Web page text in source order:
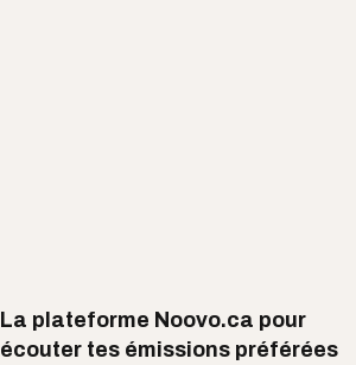
La plateforme Noovo.ca pour
écouter tes émissions préférées